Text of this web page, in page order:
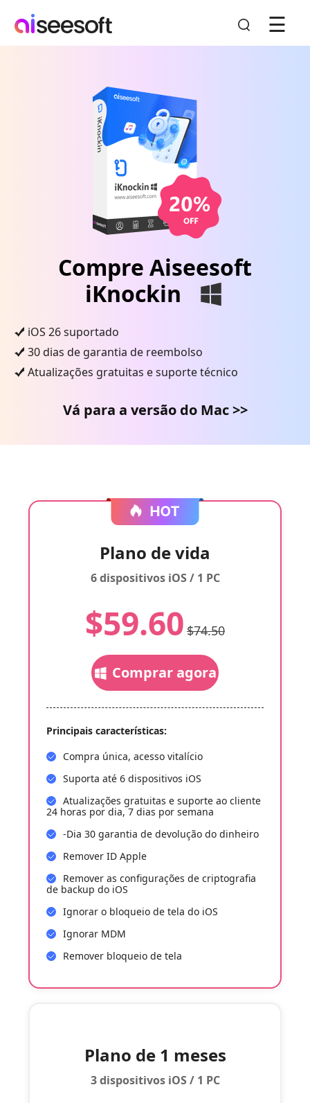
☰
Compre Aiseesoft
iKnockin
iOS 26 suportado
30 dias de garantia de reembolso
Atualizações gratuitas e suporte técnico
Vá para a versão do Mac >>
Plano de 1 meses
3 dispositivos iOS / 1 PC
Plano de vida
6 dispositivos iOS / 1 PC
$59.60 $74.50
Comprar agora
Principais características:
Compra única, acesso vitalício
Suporta até 6 dispositivos iOS
Atualizações gratuitas e suporte ao cliente
24 horas por dia, 7 dias por semana
-Dia 30 garantia de devolução do dinheiro
Remover ID Apple
Remover as configurações de criptografia
de backup do iOS
Ignorar o bloqueio de tela do iOS
Ignorar MDM
Remover bloqueio de tela